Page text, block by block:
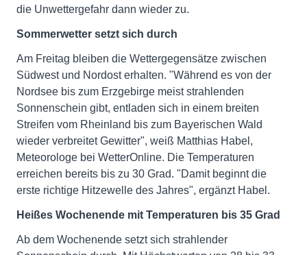
die Unwettergefahr dann wieder zu.
Sommerwetter setzt sich durch
Am Freitag bleiben die Wettergegensätze zwischen
Südwest und Nordost erhalten. "Während es von der
Nordsee bis zum Erzgebirge meist strahlenden
Sonnenschein gibt, entladen sich in einem breiten
Streifen vom Rheinland bis zum Bayerischen Wald
wieder verbreitet Gewitter", weiß Matthias Habel,
Meteorologe bei WetterOnline. Die Temperaturen
erreichen bereits bis zu 30 Grad. "Damit beginnt die
erste richtige Hitzewelle des Jahres", ergänzt Habel.
Heißes Wochenende mit Temperaturen bis 35 Grad
Ab dem Wochenende setzt sich strahlender